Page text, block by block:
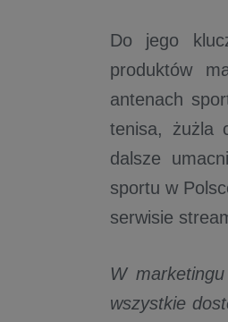
Do jego
produktów
antenach
tenisa, żużla
dalsze
sportu w
serwisie
W
wszystkie